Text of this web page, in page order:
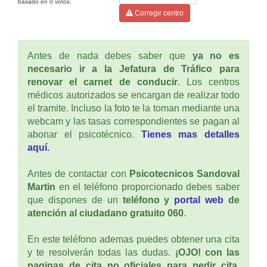
basado en 0 votos.
Corregir centro
Antes de nada debes saber que ya no es
necesario ir a la Jefatura de Tráfico para
renovar el carnet de conducir. Los centros
médicos autorizados se encargan de realizar todo
el tramite. Incluso la foto te la toman mediante una
webcam y las tasas correspondientes se pagan al
abonar el psicotécnico. Tienes mas detalles
aquí.
Antes de contactar con Psicotecnicos Sandoval
Martin en el teléfono proporcionado debes saber
que dispones de un teléfono y portal web de
atención al ciudadano gratuito 060.
En este teléfono ademas puedes obtener una cita
y te resolverán todas las dudas. ¡OJO! con las